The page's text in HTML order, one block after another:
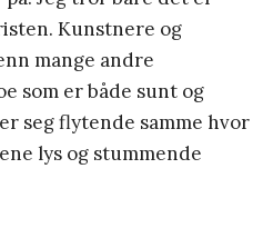
Kunstnere og
mange andre
som er både sunt og
seg flytende samme hvor
lys og stummende